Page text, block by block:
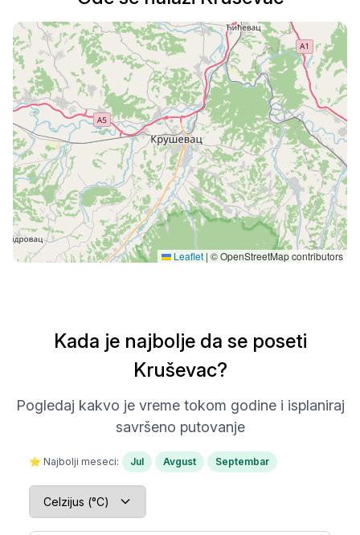
Leaflet | © OpenStreetMap contributors
Kada je najbolje da se poseti
Kruševac?
Pogledaj kakvo je vreme tokom godine i isplaniraj
savršeno putovanje
⭐ Najbolji meseci: Jul Avgust Septembar